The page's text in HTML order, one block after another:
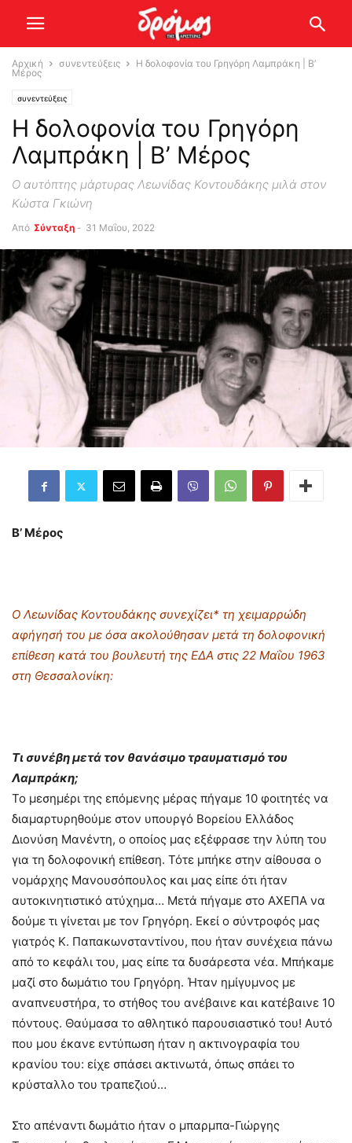
Αρχική συνεντεύξεις
Η δολοφονία του Γρηγόρη Λαμπράκη | Β’
Μέρος
συνεντεύξεις
Η δολοφονία του Γρηγόρη
Λαμπράκη | Β’ Μέρος
Ο αυτόπτης μάρτυρας Λεωνίδας Κοντουδάκης μιλά στον
Κώστα Γκιώνη
Από Σύνταξη - 31 Μαΐου, 2022
Β’ Μέρος
Ο Λεωνίδας Κοντουδάκης συνεχίζει* τη χειμαρρώδη
αφήγησή του με όσα ακολούθησαν μετά τη δολοφονική
επίθεση κατά του βουλευτή της ΕΔΑ στις 22 Μαΐου 1963
στη Θεσσαλονίκη:
Τι συνέβη μετά τον θανάσιμο τραυματισμό του
Λαμπράκη;
Το μεσημέρι της επόμενης μέρας πήγαμε 10 φοιτητές να
διαμαρτυρηθούμε στον υπουργό Βορείου Ελλάδος
Διονύση Μανέντη, ο οποίος μας εξέφρασε την λύπη του
για τη δολοφονική επίθεση. Τότε μπήκε στην αίθουσα ο
νομάρχης Μανουσόπουλος και μας είπε ότι ήταν
αυτοκινητιστικό ατύχημα… Μετά πήγαμε στο ΑΧΕΠΑ να
δούμε τι γίνεται με τον Γρηγόρη. Εκεί ο σύντροφός μας
γιατρός Κ. Παπακωνσταντίνου, που ήταν συνέχεια πάνω
από το κεφάλι του, μας είπε τα δυσάρεστα νέα. Μπήκαμε
μαζί στο δωμάτιο του Γρηγόρη. Ήταν ημίγυμνος με
αναπνευστήρα, το στήθος του ανέβαινε και κατέβαινε 10
πόντους. Θαύμασα το αθλητικό παρουσιαστικό του! Αυτό
που μου έκανε εντύπωση ήταν η ακτινογραφία του
κρανίου του: είχε σπάσει ακτινωτά, όπως σπάει το
κρύσταλλο του τραπεζιού…
Στο απέναντι δωμάτιο ήταν ο μπαρμπα-Γιώργης